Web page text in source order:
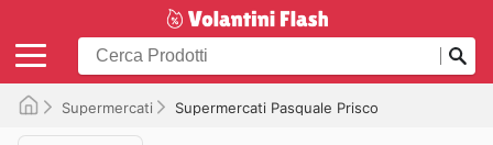
Supermercati Supermercati Pasquale Prisco